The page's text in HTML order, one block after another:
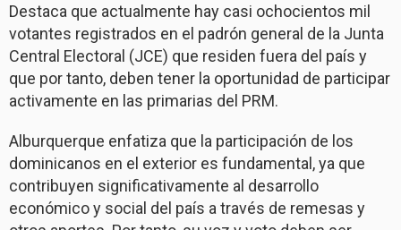
Destaca que actualmente hay casi ochocientos mil
votantes registrados en el padrón general de la Junta
Central Electoral (JCE) que residen fuera del país y
que por tanto, deben tener la oportunidad de participar
activamente en las primarias del PRM.
Alburquerque enfatiza que la participación de los
dominicanos en el exterior es fundamental, ya que
contribuyen significativamente al desarrollo
económico y social del país a través de remesas y